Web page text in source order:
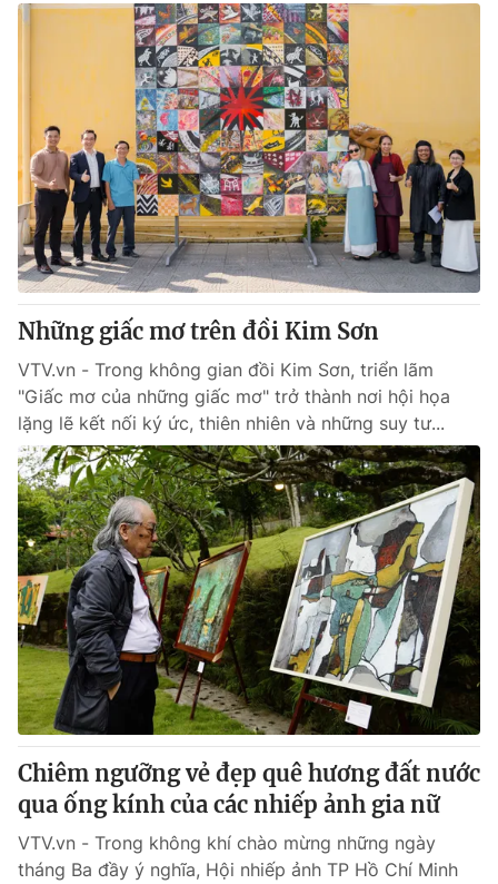
Những giấc mơ trên đồi Kim Sơn
VTV.vn - Trong không gian đồi Kim Sơn, triển lãm
"Giấc mơ của những giấc mơ" trở thành nơi hội họa
lặng lẽ kết nối ký ức, thiên nhiên và những suy tư...
Chiêm ngưỡng vẻ đẹp quê hương đất nước
qua ống kính của các nhiếp ảnh gia nữ
VTV.vn - Trong không khí chào mừng những ngày
tháng Ba đầy ý nghĩa, Hội nhiếp ảnh TP Hồ Chí Minh